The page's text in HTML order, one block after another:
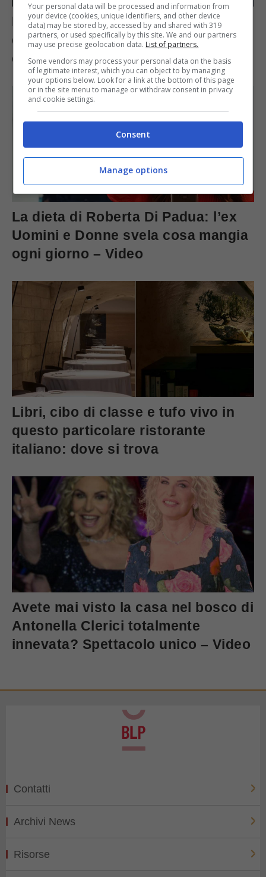
Piano cottura a induzione, i migliori
del 2024: risparmiare sulla bolletta
e mangiare bene
La dieta di Roberta Di Padua: l’ex
Uomini e Donne svela cosa mangia
ogni giorno – Video
Libri, cibo di classe e tufo vivo in
questo particolare ristorante
italiano: dove si trova
Avete mai visto la casa nel bosco di
Antonella Clerici totalmente
innevata? Spettacolo unico – Video
Contatti
Archivi News
Risorse
Your personal data will be processed and information from
your device (cookies, unique identifiers, and other device
data) may be stored by, accessed by and shared with 319
partners, or used specifically by this site. We and our partners
may use precise geolocation data. List of partners.
Some vendors may process your personal data on the basis
of legitimate interest, which you can object to by managing
your options below. Look for a link at the bottom of this page
or in the site menu to manage or withdraw consent in privacy
and cookie settings.
Consent
Manage options